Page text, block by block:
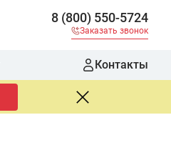
8 (800) 550-5724
Заказать звонок
Контакты